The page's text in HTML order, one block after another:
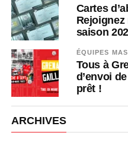
Cartes
saison
ÉQUIPES
Tous à
d’envoi
prêt !
ARCHIVES